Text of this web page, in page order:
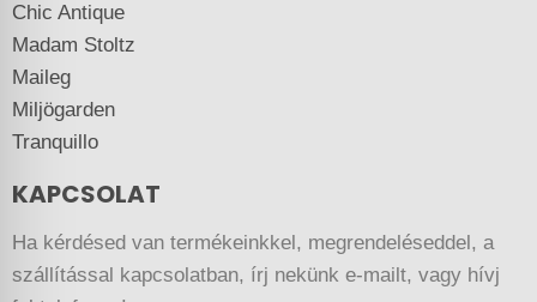
Chic Antique
Madam Stoltz
Maileg
Miljögarden
Tranquillo
KAPCSOLAT
Ha kérdésed van termékeinkkel, megrendeléseddel, a
szállítással kapcsolatban, írj nekünk e-mailt, vagy hívj